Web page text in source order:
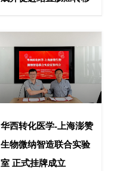
华西转化医学-上海澎赞
生物微纳智造联合实验
室 正式挂牌成立